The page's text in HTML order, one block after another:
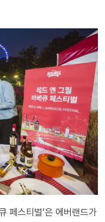
페스티벌’은 에버랜드가